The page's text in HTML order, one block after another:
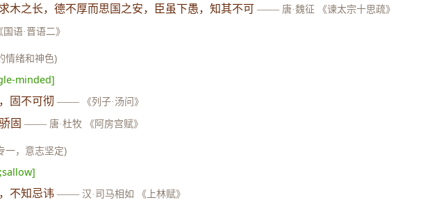
木之长，德不厚而思国之安，臣虽下愚，知其不可 —— 唐·魏征 《谏太宗十思疏》
国语·晋语二》
情绪和神色)
minded]
固不可彻 —— 《列子·汤问》
固 —— 唐·杜牧 《阿房宫赋》
一，意志坚定)
不知忌讳 —— 汉·司马相如 《上林赋》